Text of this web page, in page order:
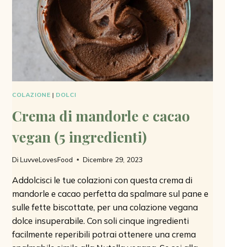
COLAZIONE | DOLCI
Crema di mandorle e cacao
vegan (5 ingredienti)
Di LuvveLovesFood Dicembre 29, 2023
Addolcisci le tue colazioni con questa crema di
mandorle e cacao perfetta da spalmare sul pane e
sulle fette biscottate, per una colazione vegana
dolce insuperabile. Con soli cinque ingredienti
facilmente reperibili potrai ottenere una crema